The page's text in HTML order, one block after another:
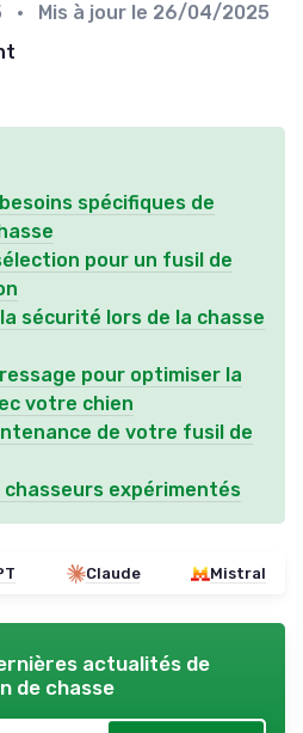
• Mis à jour le 26/04/2025
spécifiques de
pour un fusil de
sécurité lors de la chasse
pour optimiser la
votre chien
de votre fusil de
chasseurs expérimentés
Claude Mistral
actualités de
de chasse